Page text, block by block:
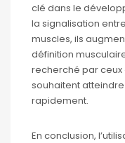
clé dans le
la signalisation
muscles, ils
définition
recherché par ceux
souhaitent
rapidement.
En conclusion,